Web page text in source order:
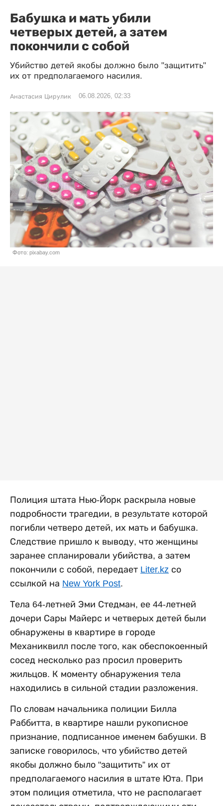
Бабушка и мать убили
четверых детей, а затем
покончили с собой
Убийство детей якобы должно было "защитить"
их от предполагаемого насилия.
Анастасия Цирулик 06.08.2026, 02:33
Фото: pixabay.com
Полиция штата Нью-Йорк раскрыла новые
подробности трагедии, в результате которой
погибли четверо детей, их мать и бабушка.
Следствие пришло к выводу, что женщины
заранее спланировали убийства, а затем
покончили с собой, передает Liter.kz со
ссылкой на New York Post.
Тела 64-летней Эми Стедман, ее 44-летней
дочери Сары Майерс и четверых детей были
обнаружены в квартире в городе
Механиквилл после того, как обеспокоенный
сосед несколько раз просил проверить
жильцов. К моменту обнаружения тела
находились в сильной стадии разложения.
По словам начальника полиции Билла
Раббитта, в квартире нашли рукописное
признание, подписанное именем бабушки. В
записке говорилось, что убийство детей
якобы должно было "защитить” их от
предполагаемого насилия в штате Юта. При
этом полиция отметила, что не располагает